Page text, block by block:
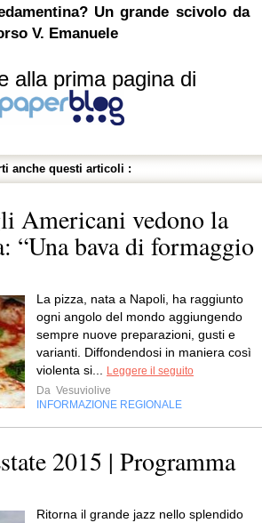
Un grande scivolo da
V. Emanuele
alla prima pagina di
anche questi articoli :
Americani vedono la
“Una bava di formaggio
La pizza, nata a Napoli, ha raggiunto
ogni angolo del mondo aggiungendo
sempre nuove preparazioni, gusti e
varianti. Diffondendosi in maniera così
violenta si...
Leggere il seguito
Da Vesuviolive
INFORMAZIONE REGIONALE
2015 | Programma
Ritorna il grande jazz nello splendido